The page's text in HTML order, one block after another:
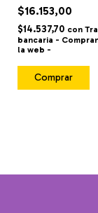
impresión alta
resistente al agua
-
$16.153,00
$14.537,70 con
bancaria -
la web -
Comprar